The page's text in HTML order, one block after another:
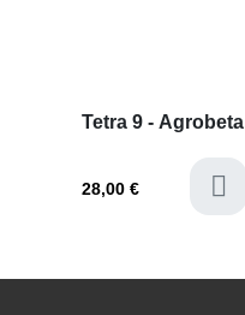
Tetra 9 - Agrobeta
28,00 €